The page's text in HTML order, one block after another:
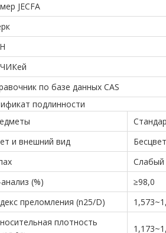
JECFA
по базе данных CAS
подлинности
и внешний вид
Слабый
(%)
≥98,0
преломления (n25/D)
плотность